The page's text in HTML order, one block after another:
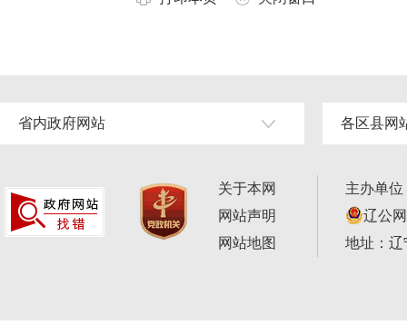
省内政府网站 各区县网
关于本网
网站声明
网站地图
主办单
辽公
地址：辽